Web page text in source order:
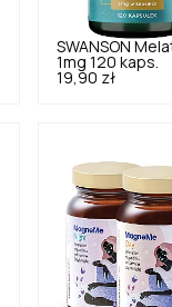
SWANSON
1mg 120 kaps.
19,90 zł